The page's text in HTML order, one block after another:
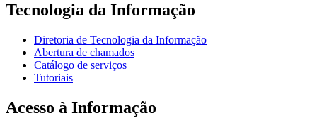
Tecnologia da Informação
Diretoria de Tecnologia da Informação
Abertura de chamados
Catálogo de serviços
Tutoriais
Acesso à Informação